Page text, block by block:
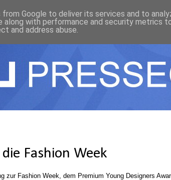
Fashion Week
zur Fashion Week, dem Premium Young Designers
Google to deliver its services and to
along with performance and security metrics
and address abuse.